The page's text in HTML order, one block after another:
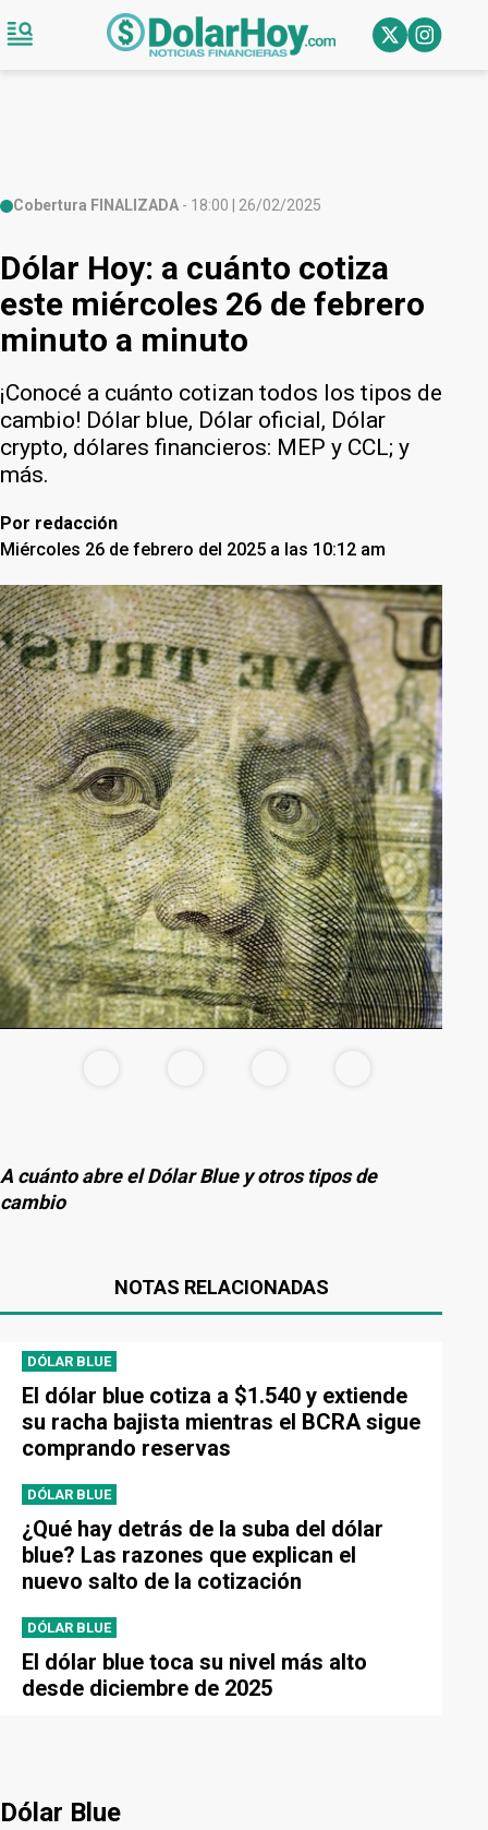
Cobertura FINALIZADA - 18:00 | 26/02/2025
Dólar Hoy: a cuánto cotiza
este miércoles 26 de febrero
minuto a minuto
¡Conocé a cuánto cotizan todos los tipos de
cambio! Dólar blue, Dólar oficial, Dólar
crypto, dólares financieros: MEP y CCL; y
más.
Por redacción
Miércoles 26 de febrero del 2025 a las 10:12 am
A cuánto abre el Dólar Blue y otros tipos de
cambio
NOTAS RELACIONADAS
DÓLAR BLUE
El dólar blue cotiza a $1.540 y extiende
su racha bajista mientras el BCRA sigue
comprando reservas
DÓLAR BLUE
¿Qué hay detrás de la suba del dólar
blue? Las razones que explican el
nuevo salto de la cotización
DÓLAR BLUE
El dólar blue toca su nivel más alto
desde diciembre de 2025
Dólar Blue